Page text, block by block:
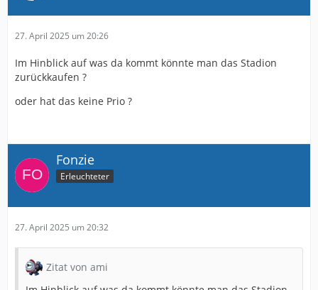
27. April 2025 um 20:26
Im Hinblick auf was da kommt könnte man das Stadion
zurückkaufen ?
oder hat das keine Prio ?
Fonzie
Erleuchteter
27. April 2025 um 20:32
Zitat von ami